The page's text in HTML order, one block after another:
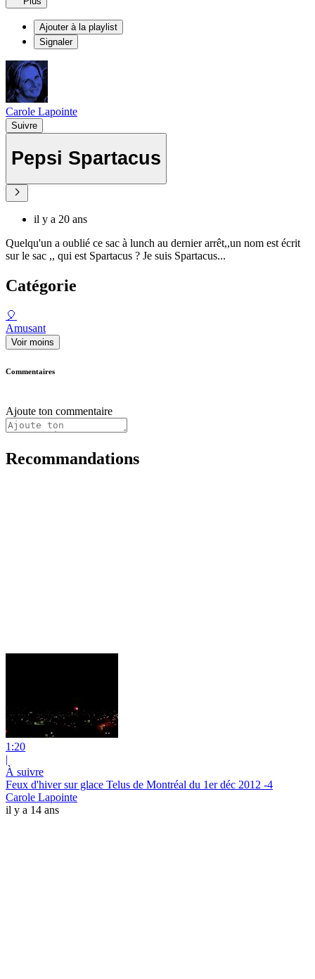
Ajouter à la playlist
Signaler
Carole Lapointe
Suivre
Pepsi Spartacus
il y a 20 ans
Quelqu'un a oublié ce sac à lunch au dernier arrêt,,un nom est écrit
sur le sac ,, qui est Spartacus ? Je suis Spartacus...
Catégorie
🎈
Amusant
Voir moins
Commentaires
Ajoute ton commentaire
Recommandations
1:20
|
À suivre
Feux d'hiver sur glace Telus de Montréal du 1er déc 2012 -4
Carole Lapointe
il y a 14 ans